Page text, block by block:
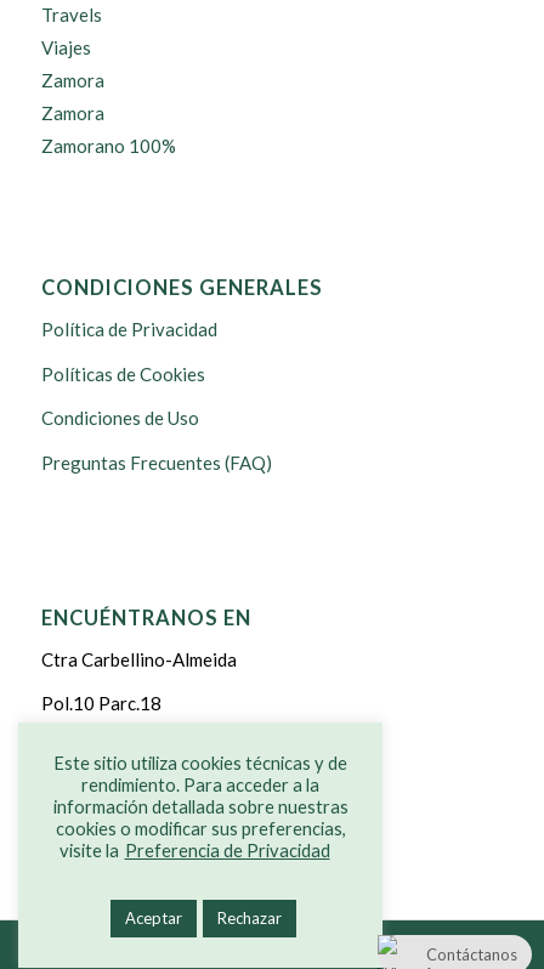
Travels
Viajes
Zamora
Zamora
Zamorano 100%
CONDICIONES GENERALES
Política de Privacidad
Políticas de Cookies
Condiciones de Uso
Preguntas Frecuentes (FAQ)
ENCUÉNTRANOS EN
Ctra Carbellino-Almeida
Pol.10 Parc.18
ZAMORA
Este sitio utiliza cookies técnicas y de
rendimiento. Para acceder a la
información detallada sobre nuestras
cookies o modificar sus preferencias,
visite la Preferencia de Privacidad
Aceptar
Rechazar
Contáctanos